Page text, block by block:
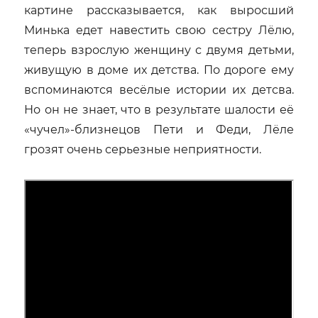
картине рассказывается, как выросший
Минька едет навестить свою сестру Лёлю,
теперь взрослую женщину с двумя детьми,
живущую в доме их детства. По дороге ему
вспоминаются весёлые истории их детсва.
Но он не знает, что в результате шалости её
«чучел»-близнецов Пети и Феди, Лёле
грозят очень серьезные неприятности.